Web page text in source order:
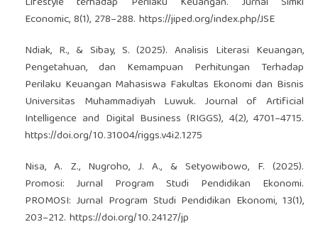
Economic, 8(1), 278–288. https://jiped.org/index.php/JSE
Ndiak, R., & Sibay, S. (2025). Analisis Literasi Keuangan,
Pengetahuan, dan Kemampuan Perhitungan Terhadap
Perilaku Keuangan Mahasiswa Fakultas Ekonomi dan Bisnis
Universitas Muhammadiyah Luwuk. Journal of Artificial
Intelligence and Digital Business (RIGGS), 4(2), 4701–4715.
https://doi.org/10.31004/riggs.v4i2.1275
Nisa, A. Z., Nugroho, J. A., & Setyowibowo, F. (2025).
Promosi: Jurnal Program Studi Pendidikan Ekonomi.
PROMOSI: Jurnal Program Studi Pendidikan Ekonomi, 13(1),
203–212. https://doi.org/10.24127/jp